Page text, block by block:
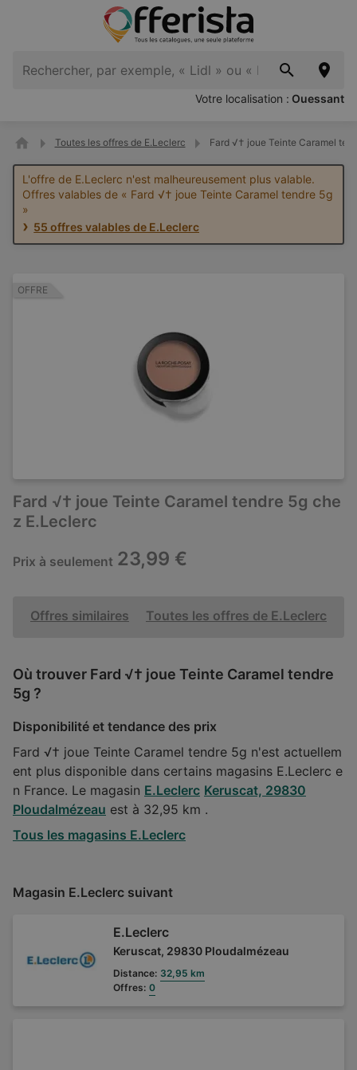
Votre localisation : Ouessant
Toutes les offres de E.Leclerc Fard √† joue Teinte Caramel
L'offre de E.Leclerc n'est malheureusement plus valable.
Offres valables de « Fard √† joue Teinte Caramel tendre 5g
»
55 offres valables de E.Leclerc
OFFRE
Fard √† joue Teinte Caramel tendre 5g che
z E.Leclerc
Prix à seulement 23,99 €
Offres similaires Toutes les offres de E.Leclerc
Où trouver Fard √† joue Teinte Caramel tendre
5g ?
Disponibilité et tendance des prix
Fard √† joue Teinte Caramel tendre 5g n'est actuellem
ent plus disponible dans certains magasins E.Leclerc e
n France. Le magasin E.Leclerc Keruscat, 29830
Ploudalmézeau est à 32,95 km .
Tous les magasins E.Leclerc
Magasin E.Leclerc suivant
E.Leclerc
Keruscat, 29830 Ploudalmézeau
Distance: 32,95 km
Offres: 0